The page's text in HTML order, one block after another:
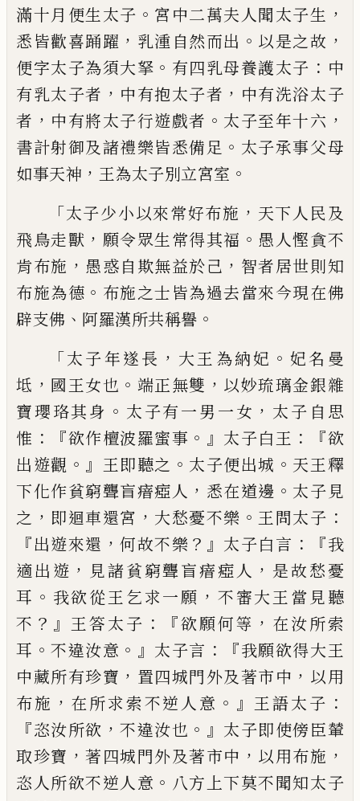
滿十月 便生太子 。 宮中二萬夫人聞太子生 ，
悉皆歡喜踊躍 ， 乳湩自然而出 。 以是之故 ，
便字太子為須大拏 。 有四乳母養護太子 ： 中
有乳太子者 ， 中有抱太子者 ， 中有洗浴太子
者 ， 中有將太子行遊戲者 。 太子至年十六 ，
書計射御及諸禮樂皆悉備足 。 太子承事父母
如事天神 ， 王為太子別立宮室 。
「太子少小以來常好布施 ， 天下人民及
飛鳥走獸 ， 願令眾生常得其福 。 愚人慳貪不
肯布施 ， 愚惑自欺無益於己 ， 智者居世則知
布施為德 。 布施之士皆為過去當來今現在佛
辟支佛 、 阿羅漢所共稱譽 。
「太子年遂長 ， 大王 為納妃 。 妃名 曼
坻 ， 國王女也 。 端正無雙 ， 以妙琉璃金銀雜
寶瓔珞其身 。 太子有一男一女 ， 太子自 思
惟 ：『欲作檀波羅蜜事 。』 太子白王 ：『欲
出遊觀 。』 王即聽之 。 太子便出城 。 天王釋
下化作貧窮聾盲瘖瘂人 ， 悉在道邊 。 太子見
之 ， 即迴車還宮 ， 大愁憂不樂 。 王問太子 ：
『出遊來還 ，何故不樂 ？』 太子白言 ：『我
適出遊 ， 見諸貧窮聾盲瘖瘂人 ， 是故愁憂
耳 。 我欲從王乞求一願 ， 不審大王當見聽
不 ？』 王答太子 ：『欲願何等 ， 在汝所索
耳 。不違汝意 。』 太子言 ：『我願欲得大王
中藏所有珍寶 ， 置四城門外及著市中 ， 以用
布施 ， 在所求索不逆人意 。』 王語太子 ：
『恣汝所欲 ，不違汝也 。』 太子即使傍臣輦
取珍寶 ，著四城門外及著市中 ， 以用布施 ，
恣人所欲不逆人意 。 八方上下莫不聞知太子